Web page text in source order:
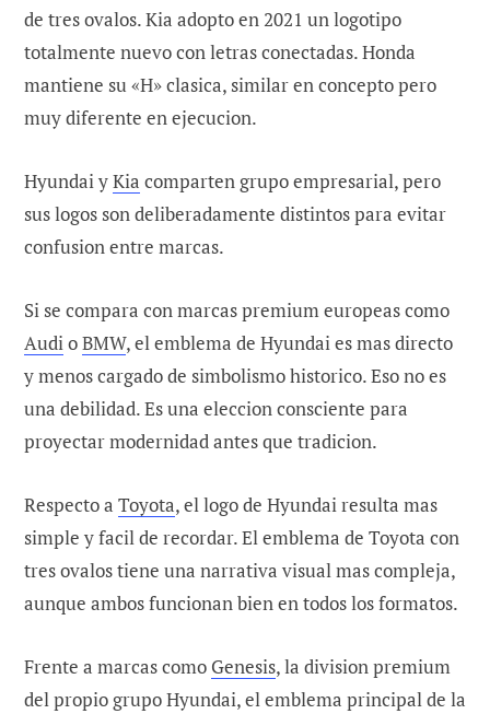
de tres ovalos. Kia adopto en 2021 un logotipo
totalmente nuevo con letras conectadas. Honda
mantiene su «H» clasica, similar en concepto pero
muy diferente en ejecucion.
Hyundai yKia comparten grupo empresarial, pero
sus logos son deliberadamente distintos para evitar
confusion entre marcas.
Si se compara con marcas premium europeas como
AudioBMW, el emblema de Hyundai es mas directo
y menos cargado de simbolismo historico. Eso no es
una debilidad. Es una eleccion consciente para
proyectar modernidad antes que tradicion.
Respecto a Toyota, el logo de Hyundai resulta mas
simple y facil de recordar. El emblema de Toyota con
tres ovalos tiene una narrativa visual mas compleja,
aunque ambos funcionan bien en todos los formatos.
Frente a marcas como Genesis, la division premium
del propio grupo Hyundai, el emblema principal de la